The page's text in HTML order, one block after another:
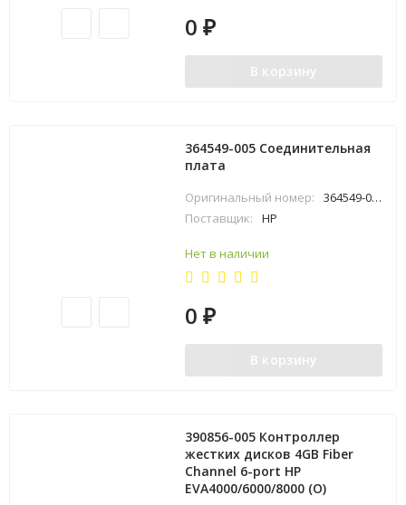
0₽
В корзину
364549-005 Соединительная
плата
Оригинальный номер:
364549-005
Поставщик:
HP
Нет в наличии
0₽
В корзину
390856-005 Контроллер
жестких дисков 4GB Fiber
Channel 6-port HP
EVA4000/6000/8000 (O)